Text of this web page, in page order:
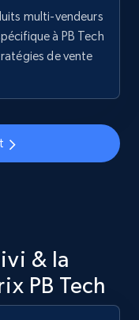
Commencer
Commencer
multi-vendeurs
à PB Tech
de vente
& la
PB Tech